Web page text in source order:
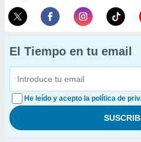
El Tiempo en tu email
He leído y acepto la política de